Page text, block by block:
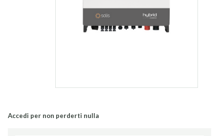
Accedi per non perderti nulla